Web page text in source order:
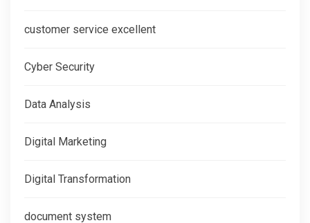
customer service excellent
Cyber Security
Data Analysis
Digital Marketing
Digital Transformation
document system